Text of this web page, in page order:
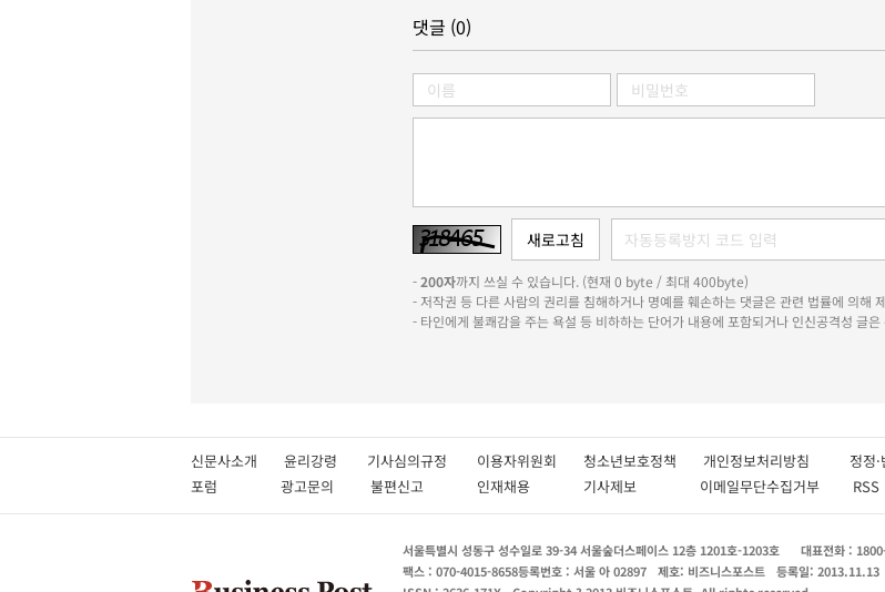
댓글 (0)
-200자까지 쓰실 수 있습니다. (현재 0 byte / 최대 400byte)
- 저작권 등 다른 사람의 권리를 침해하거나 명예를 훼손하는 댓글은 관련 법률에 의해
- 타인에게 불쾌감을 주는 욕설 등 비하하는 단어가 내용에 포함되거나 인신공격성 글
신문사소개 윤리강령 기사심의규정 이용자위원회 청소년보호정책 개인정보처리방침 정정
포럼
광고문의 불편신고 인재채용 기사제보 이메일무단수집거부 RSS
서울특별시 성동구 성수일로 39-34 서울숲더스페이스 12층 1201호-1203호 대표전화 :
팩스 : 070-4015-8658등록번호 : 서울 아 02897 제호: 비즈니스포스트 등록일: 2013.11.13